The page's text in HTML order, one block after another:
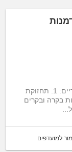
תחזוקת ציוד מכשור תהליכי תחומי אחריות עיקריים: 1. תחזוקת
תחזוקת מערכות בקרה ובקרים
למועדפים